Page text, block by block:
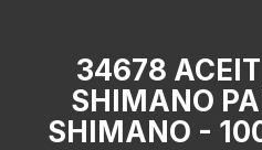
34678
SHIMANO
SHIMANO -